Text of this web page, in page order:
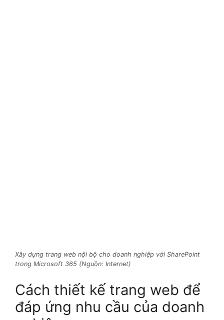
Xây dựng trang web nội bộ cho doanh nghiệp với SharePoint
trong Microsoft 365 (Nguồn: Internet)
Cách thiết kế trang web để
đáp ứng nhu cầu của doanh